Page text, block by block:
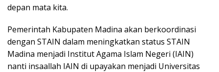
depan mata kita.
Pemerintah Kabupaten Madina akan berkoordinasi
dengan STAIN dalam meningkatkan status STAIN
Madina menjadi Institut Agama Islam Negeri (IAIN)
nanti insaallah IAIN di upayakan menjadi Universitas